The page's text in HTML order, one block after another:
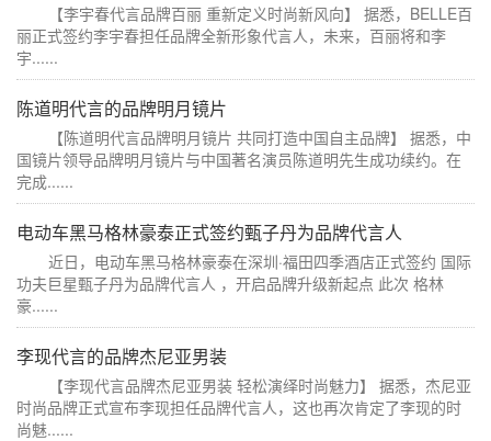
【李宇春代言品牌百丽 重新定义时尚新风向】 据悉，BELLE百
丽正式签约李宇春担任品牌全新形象代言人，未来，百丽将和李
宇......
陈道明代言的品牌明月镜片
【陈道明代言品牌明月镜片 共同打造中国自主品牌】 据悉，中
国镜片领导品牌明月镜片与中国著名演员陈道明先生成功续约。在
完成......
电动车黑马格林豪泰正式签约甄子丹为品牌代言人
近日，电动车黑马格林豪泰在深圳·福田四季酒店正式签约 国际
功夫巨星甄子丹为品牌代言人 ，开启品牌升级新起点 此次 格林
豪......
李现代言的品牌杰尼亚男装
【李现代言品牌杰尼亚男装 轻松演绎时尚魅力】 据悉，杰尼亚
时尚品牌正式宣布李现担任品牌代言人，这也再次肯定了李现的时
尚魅......